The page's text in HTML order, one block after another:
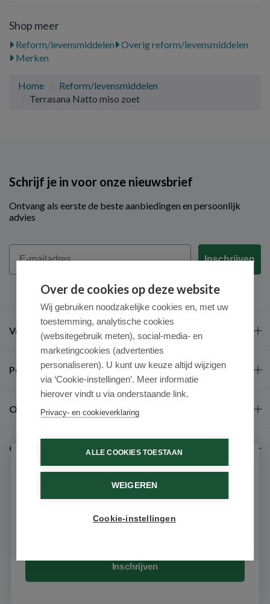
Shop meer
Reform/levensmiddelen
Overig reform/levensmiddelen
Merken
Home
Reform/levensmiddelen
Terrasana Natto miso zoet
Schrijf je in voor onze nieuwsbrief
Ontvang als eerste de beste aanbiedingen en persoonlijk
advies
Email
Inschrijven
Veel gestelde vragen
Populaire merken
Over ons
Contact
Over de cookies op deze website
Wij gebruiken noodzakelijke cookies en, met uw
toestemming, analytische cookies
(websitegebruik meten), social-media- en
marketingcookies (advertenties
personaliseren). U kunt uw keuze altijd wijzigen
via ‘Cookie-instellingen’. Meer informatie
hierover vindt u via onderstaande link.
Privacy- en cookieverklaring
ALLE COOKIES TOESTAAN
WEIGEREN
Cookie-instellingen
Schrijf je in voor onze nieuwsbrief
Ontvang als eerste de beste aanbiedingen en persoonlijk
advies
Inschrijven